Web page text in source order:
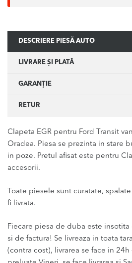
DESCRIERE PIESĂ AUTO
LIVRARE ȘI PLATĂ
GARANȚIE
RETUR
Clapeta EGR pentru Ford Transit
Oradea. Piesa se prezinta in stare
in poze. Pretul afisat este pentru
accesorii.
Toate piesele sunt curatate,
fi livrata.
Fiecare piesa de duba este
si de factura! Se livreaza in toata
(contra cost), livrarea se face in 24h